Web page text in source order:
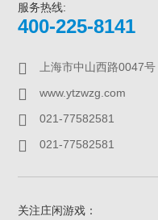
服务热线:
400-225-8141
上海市中山西路0047号
www.ytzwzg.com
021-77582581
021-77582581
关注庄闲游戏：